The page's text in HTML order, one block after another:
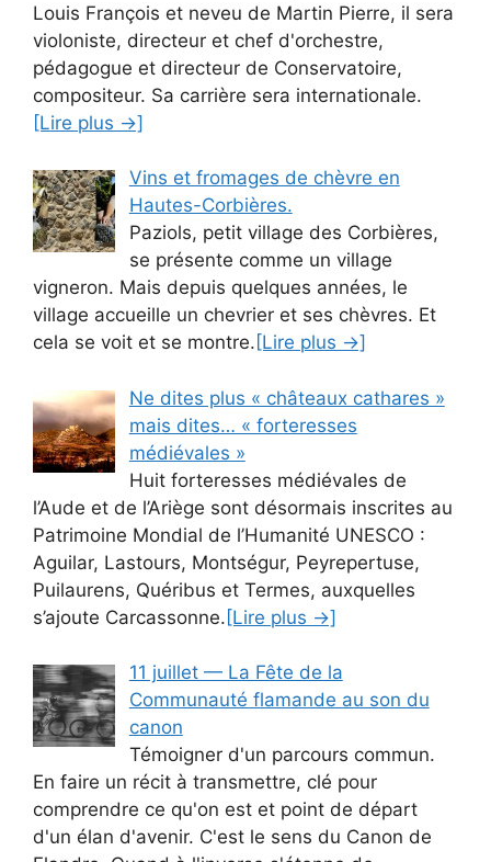
Louis François et neveu de Martin Pierre, il sera
violoniste, directeur et chef d'orchestre,
pédagogue et directeur de Conservatoire,
compositeur. Sa carrière sera internationale.
[Lire plus →]
Vins et fromages de chèvre en
Hautes-Corbières.
Paziols, petit village des Corbières,
se présente comme un village
vigneron. Mais depuis quelques années, le
village accueille un chevrier et ses chèvres. Et
cela se voit et se montre. [Lire plus →]
Ne dites plus « châteaux cathares »
mais dites… « forteresses
médiévales »
Huit forteresses médiévales de
l’Aude et de l’Ariège sont désormais inscrites au
Patrimoine Mondial de l’Humanité UNESCO :
Aguilar, Lastours, Montségur, Peyrepertuse,
Puilaurens, Quéribus et Termes, auxquelles
s’ajoute Carcassonne. [Lire plus →]
11 juillet — La Fête de la
Communauté flamande au son du
canon
Témoigner d'un parcours commun.
En faire un récit à transmettre, clé pour
comprendre ce qu'on est et point de départ
d'un élan d'avenir. C'est le sens du Canon de